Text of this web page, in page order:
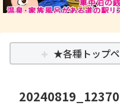
★各種トップ